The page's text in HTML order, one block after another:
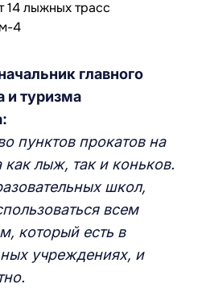
главного
и туризма
пунктов прокатов на
как лыж, так и коньков.
школ,
всем
который есть в
учреждениях, и